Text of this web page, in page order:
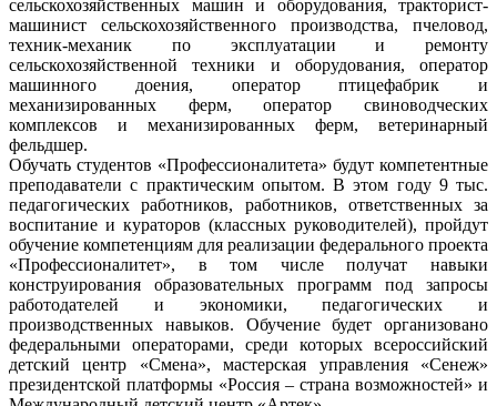
сельскохозяйственных машин и оборудования, тракторист-
машинист сельскохозяйственного производства, пчеловод,
техник-механик по эксплуатации и ремонту
сельскохозяйственной техники и оборудования, оператор
машинного доения, оператор птицефабрик и
механизированных ферм, оператор свиноводческих
комплексов и механизированных ферм, ветеринарный
фельдшер.
Обучать студентов «Профессионалитета» будут компетентные
преподаватели с практическим опытом. В этом году 9 тыс.
педагогических работников, работников, ответственных за
воспитание и кураторов (классных руководителей), пройдут
обучение компетенциям для реализации федерального проекта
«Профессионалитет», в том числе получат навыки
конструирования образовательных программ под запросы
работодателей и экономики, педагогических и
производственных навыков. Обучение будет организовано
федеральными операторами, среди которых всероссийский
детский центр «Смена», мастерская управления «Сенеж»
президентской платформы «Россия – страна возможностей» и